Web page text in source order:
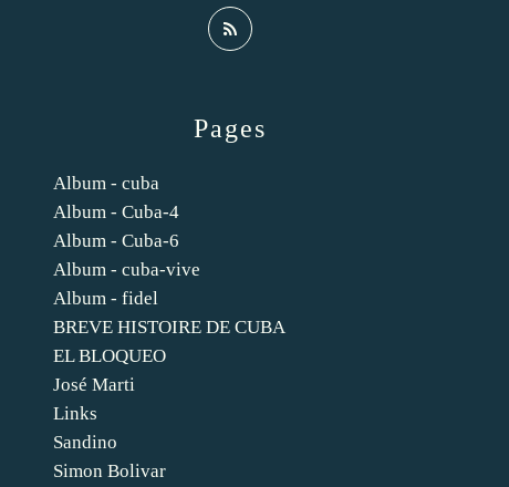
Pages
Album - cuba
Album - Cuba-4
Album - Cuba-6
Album - cuba-vive
Album - fidel
BREVE HISTOIRE DE CUBA
EL BLOQUEO
José Marti
Links
Sandino
Simon Bolivar